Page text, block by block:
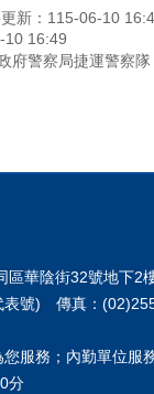
新：115-06-10
10 16:49
府警察局捷運警察隊
區華陰街32號地下2
表號) 傳真：
服務；內勤單位服
分